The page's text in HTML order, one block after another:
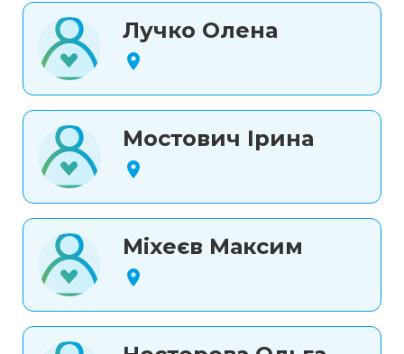
Лучко Олена
Мостович Ірина
Міхеєв Максим